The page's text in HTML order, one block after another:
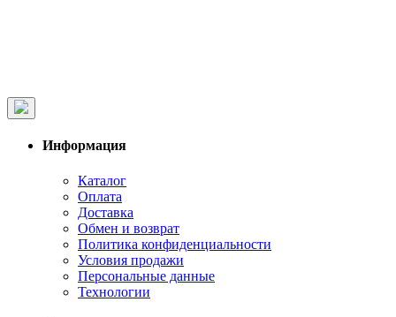
Информация
Каталог
Оплата
Доставка
Обмен и возврат
Политика конфиденциальности
Условия продажи
Персональные данные
Технологии